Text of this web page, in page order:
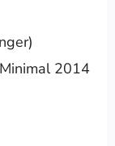
2014